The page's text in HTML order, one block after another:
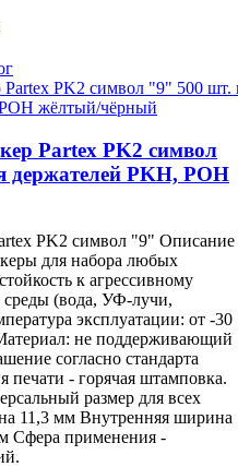
Partex PK2 символ
держателей PKH, POH
PK2 символ "9" Описание
для набора любых
к агрессивному
(вода, УФ-лучи,
эксплуатации: от -30
не поддерживающий
согласно стандарта
- горячая штамповка.
размер для всех
11,3 мм Внутренняя ширина
Сфера применения -